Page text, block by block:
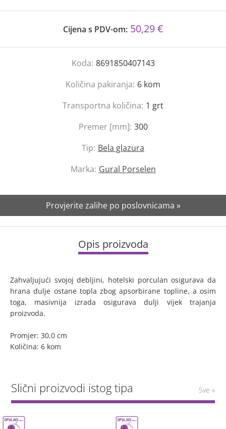
Cijena s PDV-om: 50,29 €
Koda: 8691850407143
Količina pakiranja: 6 kom
Transportna količina: 1 grt
Premer [mm]: 300
Tip: Bela glazura
Marka: Gural Porselen
Provjerite zalihe po poslovnicama »
Opis proizvoda
Zahvaljujući svojoj debljini, hotelski porculan osigurava da
hrana dulje ostane topla zbog apsorbirane topline, a osim
toga, masivnija izrada osigurava dulji vijek trajanja
proizvoda.
Promjer: 30,0 cm
Količina: 6 kom
Slični proizvodi istog tipa Sve »